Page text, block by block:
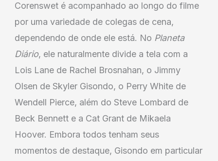
Corenswet é acompanhado ao longo do filme
por uma variedade de colegas de cena,
dependendo de onde ele está. No Planeta
Diário, ele naturalmente divide a tela com a
Lois Lane de Rachel Brosnahan, o Jimmy
Olsen de Skyler Gisondo, o Perry White de
Wendell Pierce, além do Steve Lombard de
Beck Bennett e a Cat Grant de Mikaela
Hoover. Embora todos tenham seus
momentos de destaque, Gisondo em particular